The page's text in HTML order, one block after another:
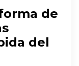
de
del